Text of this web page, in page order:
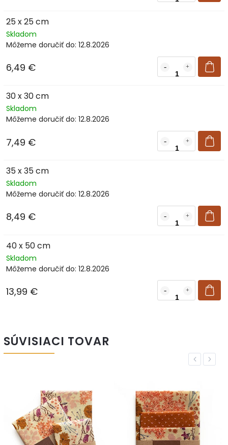
25 x 25 cm
Skladom
Môžeme doručiť do: 12.8.2026
6,49 €
30 x 30 cm
Skladom
Môžeme doručiť do: 12.8.2026
7,49 €
35 x 35 cm
Skladom
Môžeme doručiť do: 12.8.2026
8,49 €
40 x 50 cm
Skladom
Môžeme doručiť do: 12.8.2026
13,99 €
SÚVISIACI TOVAR
Previous
Next